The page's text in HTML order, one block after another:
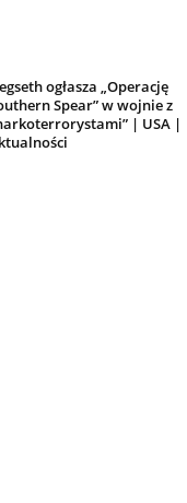
ogłasza „Operację
Spear” w wojnie z
| USA |